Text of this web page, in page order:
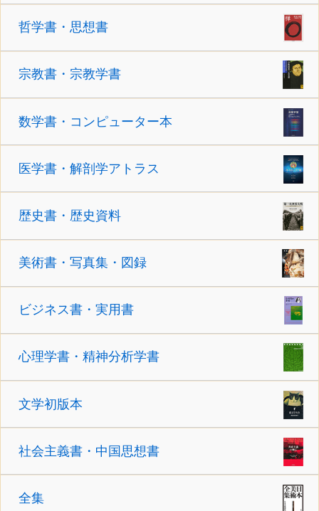
哲学書・思想書
宗教書・宗教学書
数学書・コンピューター本
医学書・解剖学アトラス
歴史書・歴史資料
美術書・写真集・図録
ビジネス書・実用書
心理学書・精神分析学書
文学初版本
社会主義書・中国思想書
全集